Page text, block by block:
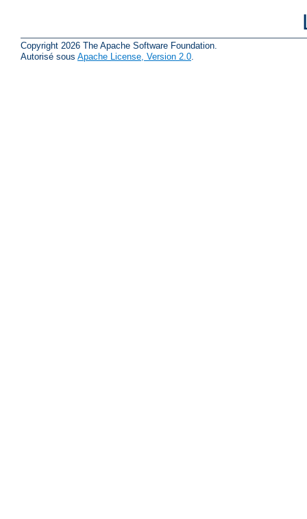
Copyright 2026 The Apache Software Foundation.
Autorisé sous Apache License, Version 2.0